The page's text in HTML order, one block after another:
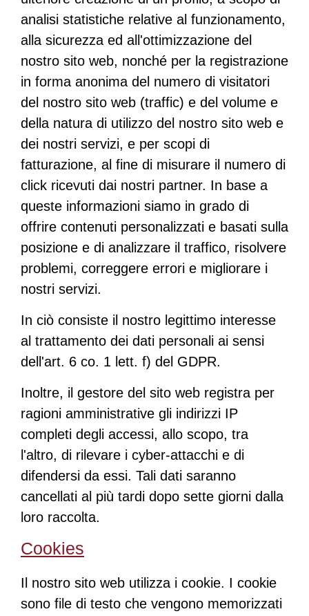
analisi statistiche relative al funzionamento,
alla sicurezza ed all'ottimizzazione del
nostro sito web, nonché per la registrazione
in forma anonima del numero di visitatori
del nostro sito web (traffic) e del volume e
della natura di utilizzo del nostro sito web e
dei nostri servizi, e per scopi di
fatturazione, al fine di misurare il numero di
click ricevuti dai nostri partner. In base a
queste informazioni siamo in grado di
offrire contenuti personalizzati e basati sulla
posizione e di analizzare il traffico, risolvere
problemi, correggere errori e migliorare i
nostri servizi.
In ciò consiste il nostro legittimo interesse
al trattamento dei dati personali ai sensi
dell'art. 6 co. 1 lett. f) del GDPR.
Inoltre, il gestore del sito web registra per
ragioni amministrative gli indirizzi IP
completi degli accessi, allo scopo, tra
l'altro, di rilevare i cyber-attacchi e di
difendersi da essi. Tali dati saranno
cancellati al più tardi dopo sette giorni dalla
loro raccolta.
Cookies
Il nostro sito web utilizza i cookie. I cookie
sono file di testo che vengono memorizzati